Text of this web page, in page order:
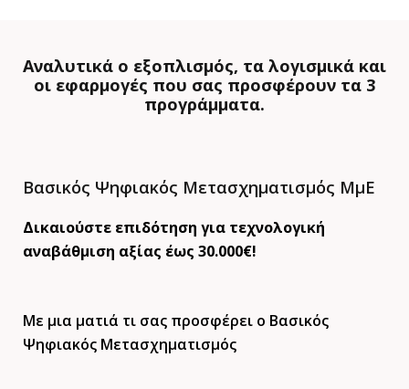
Αναλυτικά ο εξοπλισμός, τα λογισμικά και
οι εφαρμογές που σας προσφέρουν τα 3
προγράμματα.
Βασικός Ψηφιακός Μετασχηματισμός ΜμΕ
Δικαιούστε επιδότηση για τεχνολογική
αναβάθμιση αξίας έως 30.000€!
Με μια ματιά τι σας προσφέρει ο Βασικός
Ψηφιακός Μετασχηματισμός